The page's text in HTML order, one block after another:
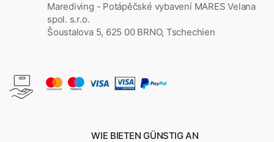
Marediving - Potápěčské vybavení MARES Velana
spol. s.r.o.
Šoustalova 5, 625 00 BRNO, Tschechien
WIE BIETEN GÜNSTIG AN